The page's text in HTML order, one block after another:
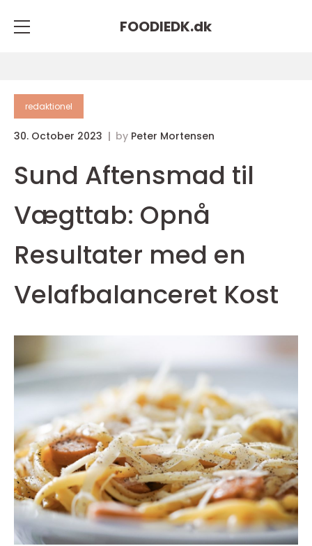
FOODIEDK.dk
redaktionel
30. October 2023 by Peter Mortensen
Sund Aftensmad til
Vægttab: Opnå
Resultater med en
Velafbalanceret Kost